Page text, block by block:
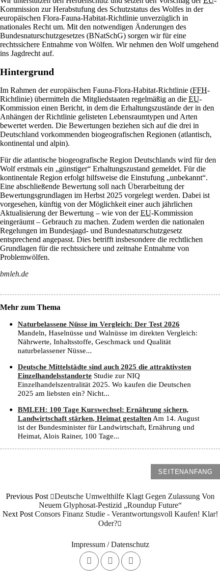
Kommission zur Herabstufung des Schutzstatus des Wolfes in der
europäischen Flora-Fauna-Habitat-Richtlinie unverzüglich in
nationales Recht um. Mit den notwendigen Änderungen des
Bundesnaturschutzgesetzes (BNatSchG) sorgen wir für eine
rechtssichere Entnahme von Wölfen. Wir nehmen den Wolf umgehend
ins Jagdrecht auf.
Hintergrund
Im Rahmen der europäischen Fauna-Flora-Habitat-Richtlinie (FFH-
Richtlinie) übermitteln die Mitgliedstaaten regelmäßig an die EU-
Kommission einen Bericht, in dem die Erhaltungszustände der in den
Anhängen der Richtlinie gelisteten Lebensraumtypen und Arten
bewertet werden. Die Bewertungen beziehen sich auf die drei in
Deutschland vorkommenden biogeografischen Regionen (atlantisch,
kontinental und alpin).
Für die atlantische biogeografische Region Deutschlands wird für den
Wolf erstmals ein „günstiger“ Erhaltungszustand gemeldet. Für die
kontinentale Region erfolgt hilfsweise die Einstufung „unbekannt“.
Eine abschließende Bewertung soll nach Überarbeitung der
Bewertungsgrundlagen im Herbst 2025 vorgelegt werden. Dabei ist
vorgesehen, künftig von der Möglichkeit einer auch jährlichen
Aktualisierung der Bewertung – wie von derEU-Kommission
eingeräumt – Gebrauch zu machen. Zudem werden die nationalen
Regelungen im Bundesjagd- und Bundesnaturschutzgesetz
entsprechend angepasst. Dies betrifft insbesondere die rechtlichen
Grundlagen für die rechtssichere und zeitnahe Entnahme von
Problemwölfen.
bmleh.de
Mehr zum Thema
Naturbelassene Nüsse im Vergleich: Der Test 2026
Mandeln, Haselnüsse und Walnüsse im direkten Vergleich:
Nährwerte, Inhaltsstoffe, Geschmack und Qualität
naturbelassener Nüsse...
Deutsche Mittelstädte sind auch 2025 die attraktivsten
EinzelhandelsstandorteStudie zur NIQ
Einzelhandelszentralität 2025. Wo kaufen die Deutschen
2025 am liebsten ein? Nicht...
BMLEH: 100 Tage Kurswechsel: Ernährung sichern,
Landwirtschaft stärken, Heimat gestaltenAm 14. August
ist der Bundesminister für Landwirtschaft, Ernährung und
Heimat, Alois Rainer, 100 Tage...
SEITENANFANG
Previous Post
Deutsche Umwelthilfe Klagt Gegen Zulassung Von
Neuem Glyphosat-Pestizid „Roundup Future“
Next Post Consors Finanz Studie - Verantwortungsvoll Kaufen! Klar!
Oder?
Impressum / Datenschutz